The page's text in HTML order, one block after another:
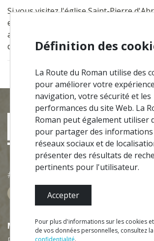
Si vous visitez l'église Saint-Pierre
essayez ce restaurant, une expérience
ans de plats délicieux. Les spécialités
dans des fours à bois traditionnels.
#ROT ADORO MANICO
MENU
Définition des
La Route du Roman utilise des
pour améliorer votre
navigation, votre sécurité et les
performances du site Web. La
Roman peut également utiliser
pour partager des informations
réseaux sociaux et de
présenter des résultats de
pertinents pour l'utilisateur.
Accepter
Pour plus d'informations sur les cookies
de vos données personnelles, consultez la
confidentialité.